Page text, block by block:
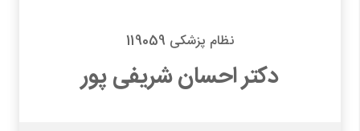
نظام پزشکی 119059
دکتر احسان شریفی پور